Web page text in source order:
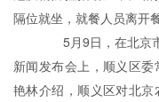
隔位就坐，就餐人员离开
5月9日，在北京市新
新闻发布会上，顺义区
艳林介绍，顺义区对北